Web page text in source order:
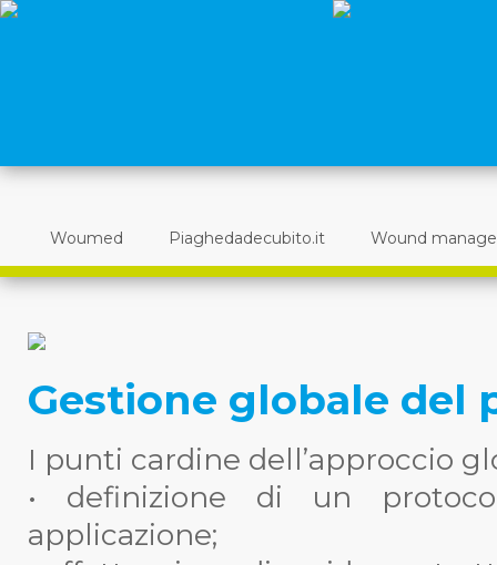
Woumed Piaghedadecubito.it Wound
Gestione globale del
I punti cardine dell’approccio
• definizione di un
applicazione;